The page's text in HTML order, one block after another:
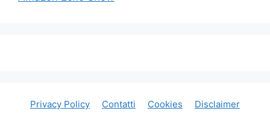
Privacy Policy Contatti Cookies Disclaimer